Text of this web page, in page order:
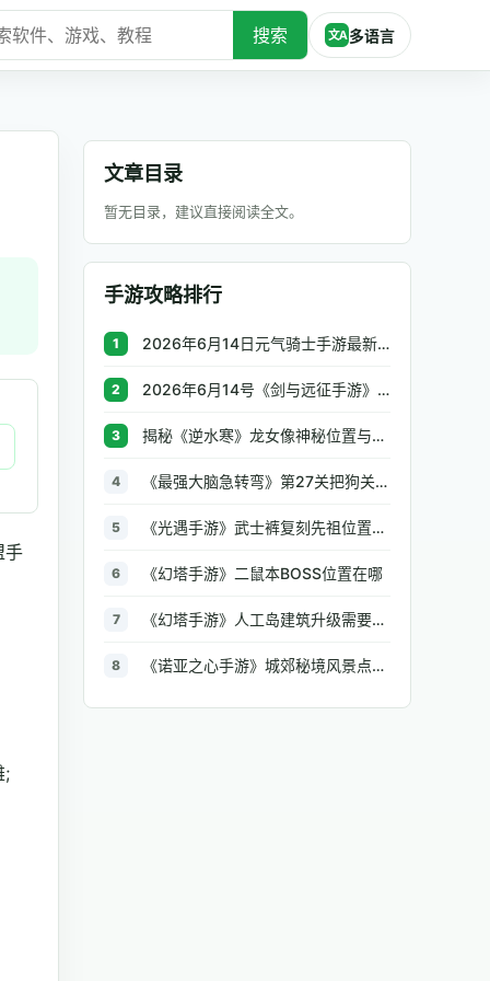
搜索 文A 多语言
手
;
文章目录
暂无目录，建议直接阅读全文。
手游攻略排行
1 2026年6月14日元气骑士手游最新礼包兑换码汇总
2 2026年6月14号《剑与远征手游》最新兑换码
3 揭秘《逆水寒》龙女像神秘位置与周边景点
4 《最强大脑急转弯》第27关把狗关进笼子
5 《光遇手游》武士裤复刻先祖位置在哪
6 《幻塔手游》二鼠本BOSS位置在哪
7 《幻塔手游》人工岛建筑升级需要什么材料
8 《诺亚之心手游》城郊秘境风景点位置在哪